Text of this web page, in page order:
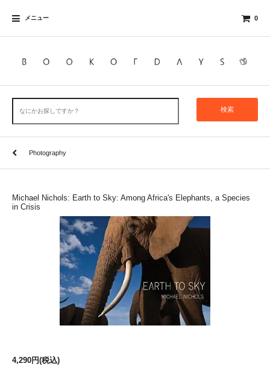
メニュー 0
検索
Photography
Michael Nichols: Earth to Sky: Among Africa's Elephants, a Species
in Crisis
4,290円(税込)